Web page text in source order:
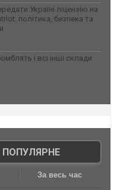
Україні ліцензію на
політика, безпека та
і всі інші склади
ПОПУЛЯРНЕ
За весь час